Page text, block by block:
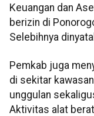
Keuangan dan
berizin di
Selebihnya
Pemkab juga
di sekitar
unggulan
Aktivitas alat